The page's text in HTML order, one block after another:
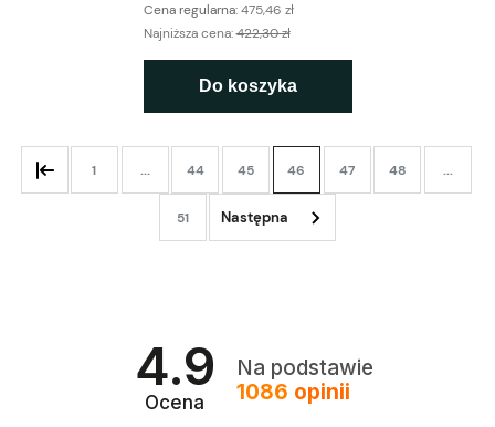
Cena regularna:475,46 zł
Najniższa cena:422,30 zł
Do koszyka
1 ... 44 45 46 47 48 ...
51
4.9
Ocena
Na podstawie
1086 opinii